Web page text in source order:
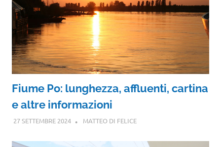
Fiume Po: lunghezza, affluenti, cartina
e altre informazioni
27 SETTEMBRE 2024 MATTEO DI FELICE